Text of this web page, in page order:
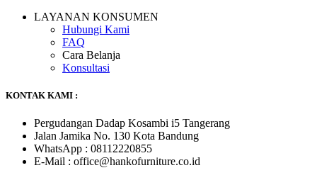
LAYANAN KONSUMEN
Hubungi Kami
FAQ
Cara Belanja
Konsultasi
KONTAK KAMI :
Pergudangan Dadap Kosambi i5 Tangerang
Jalan Jamika No. 130 Kota Bandung
WhatsApp : 08112220855
E-Mail : office@hankofurniture.co.id